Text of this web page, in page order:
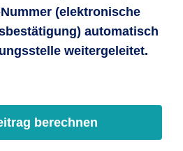
(elektronische
automatisch
weitergeleitet.
berechnen